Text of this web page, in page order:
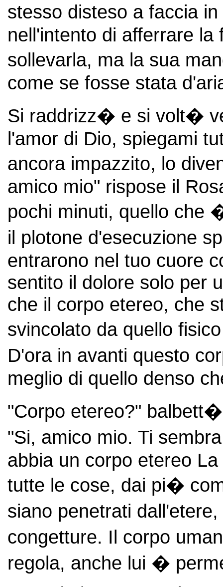
stesso disteso a faccia
nell'intento di afferrare
sollevarla, ma la sua
come se fosse stata
Si raddrizz� e si volt�
l'amor di Dio, spiegami
ancora impazzito, lo
amico mio" rispose il
pochi minuti, quello che
il plotone d'esecuzione
entrarono nel tuo cuore
sentito il dolore solo per
che il corpo etereo, che
svincolato da quello
D'ora in avanti questo
meglio di quello denso
"Corpo etereo?"
"Si, amico mio. Ti
abbia un corpo etereo
tutte le cose, dai pi�
siano penetrati
congetture. Il corpo
regola, anche lui �